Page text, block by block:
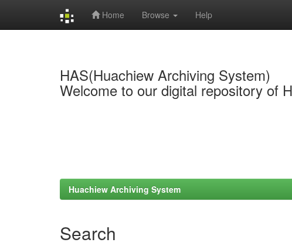
Home Browse Help
HAS(Huachiew Archiving System)
Welcome to our digital repository of
Huachiew Archiving System
Search